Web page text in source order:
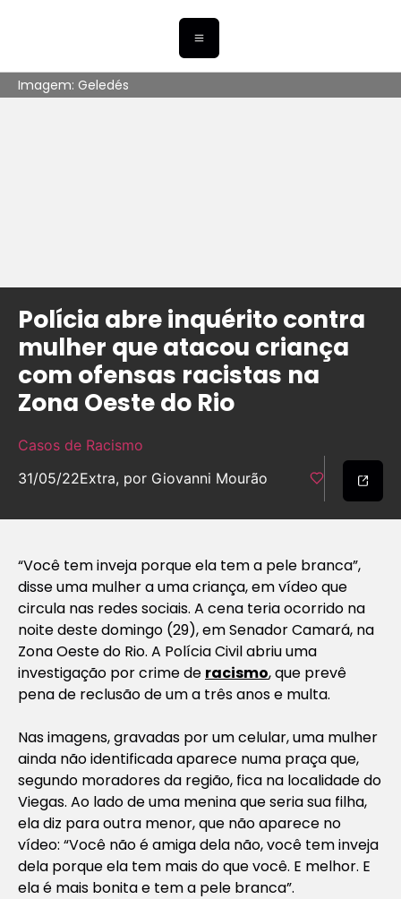
Imagem: Geledés
Polícia abre inquérito contra
mulher que atacou criança
com ofensas racistas na
Zona Oeste do Rio
Casos de Racismo
31/05/22Extra, por Giovanni Mourão
“Você tem inveja porque ela tem a pele branca”,
disse uma mulher a uma criança, em vídeo que
circula nas redes sociais. A cena teria ocorrido na
noite deste domingo (29), em Senador Camará, na
Zona Oeste do Rio. A Polícia Civil abriu uma
investigação por crime de racismo, que prevê
pena de reclusão de um a três anos e multa.
Nas imagens, gravadas por um celular, uma mulher
ainda não identificada aparece numa praça que,
segundo moradores da região, fica na localidade do
Viegas. Ao lado de uma menina que seria sua filha,
ela diz para outra menor, que não aparece no
vídeo: “Você não é amiga dela não, você tem inveja
dela porque ela tem mais do que você. E melhor. E
ela é mais bonita e tem a pele branca”.